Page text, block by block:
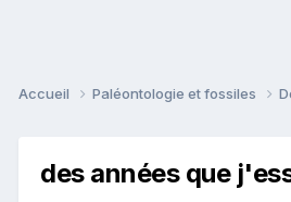
Accueil Paléontologie et fossiles
des années que